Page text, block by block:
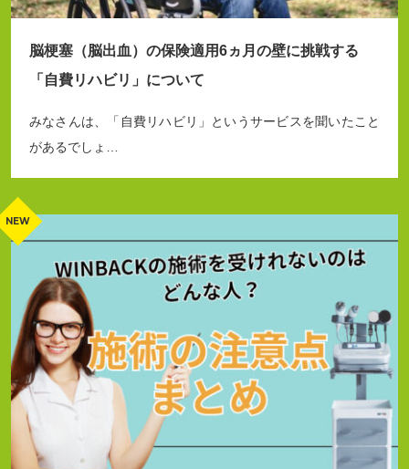
脳梗塞（脳出血）の保険適用6ヵ月の壁に挑戦する
「自費リハビリ」について
みなさんは、「自費リハビリ」というサービスを聞いたこと
があるでしょ…